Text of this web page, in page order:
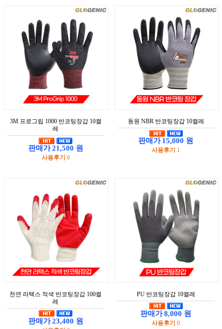
3M 프로그립 1000 반코팅장갑 10켤
레
판매가 : 21,500 원
사용후기 : 0
동원 NBR 반코팅장갑 10켤레
판매가: 15,000 원
사용후기 : 1
천연 라텍스 적색 반코팅장갑 100켤
레
판매가 : 23,400 원
PU 반코팅장갑 10켤레
판매가: 8,000 원
사용후기 : 0